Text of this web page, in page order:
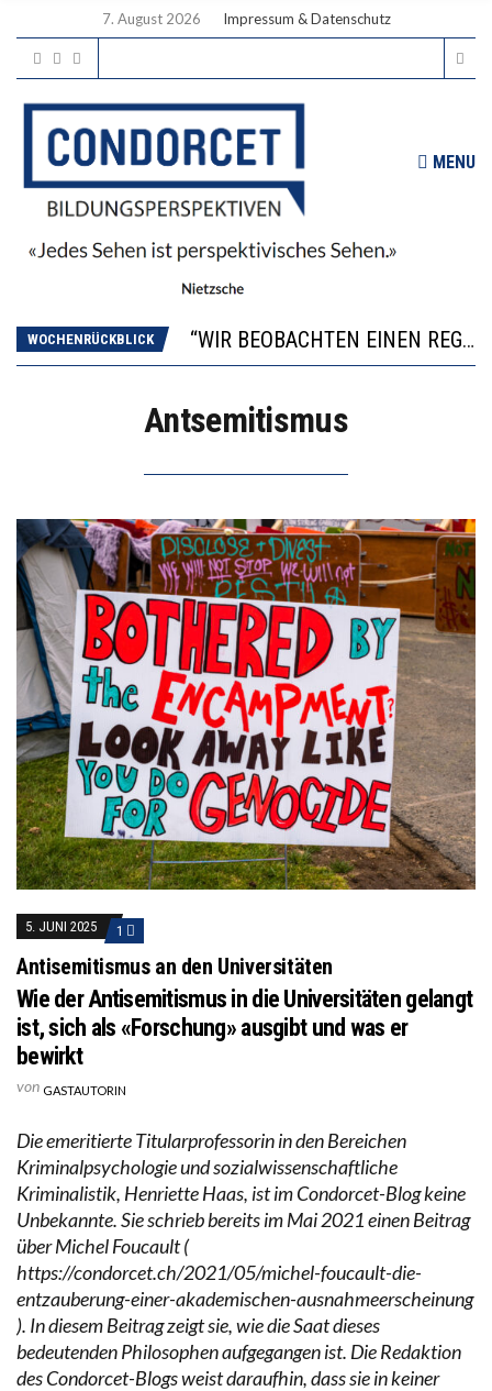
7. August 2026 Impressum & Datenschutz
MENU
WOCHENRÜCKBLICK
“WIR BEOBACHTEN EINEN REGELRECHTEN STURZFLUG BEI DEN LERNLEISTUNGEN”
DIE VERSTÄRKTE HARMONISIERUNG IM SCHULWESEN VERRINGERT DAS INNOVATIONSPOTENZIAL
Antsemitismus
5. JUNI 2025 1
Antisemitismus an den Universitäten
Wie der Antisemitismus in die Universitäten gelangt
ist, sich als «Forschung» ausgibt und was er
bewirkt
von GASTAUTORIN
Die emeritierte Titularprofessorin in den Bereichen
Kriminalpsychologie und sozialwissenschaftliche
Kriminalistik, Henriette Haas, ist im Condorcet-Blog keine
Unbekannte. Sie schrieb bereits im Mai 2021 einen Beitrag
über Michel Foucault (
https://condorcet.ch/2021/05/michel-foucault-die-
entzauberung-einer-akademischen-ausnahmeerscheinung
). In diesem Beitrag zeigt sie, wie die Saat dieses
bedeutenden Philosophen aufgegangen ist. Die Redaktion
des Condorcet-Blogs weist daraufhin, dass sie in keiner